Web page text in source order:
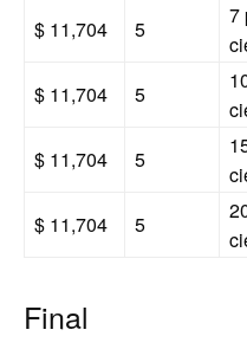
$ 11,704 5
7
$ 11,704 5
$ 11,704 5
$ 11,704 5
Final